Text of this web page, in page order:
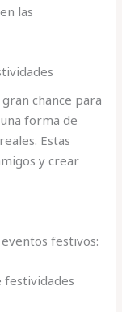
las
gran chance para
forma de
Estas
y crear
festivos: